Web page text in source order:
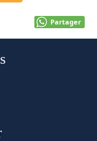
Partager